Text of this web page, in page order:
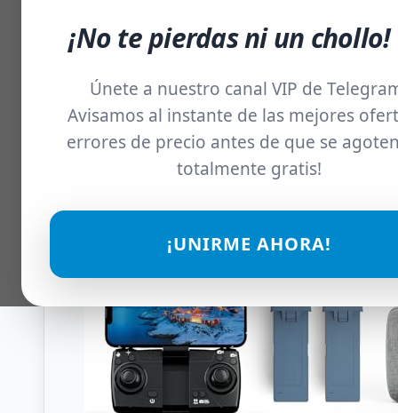
¡No te pierdas ni un
Únete a nuestro canal VIP de
Avisamos al instante de las mejores
errores de precio antes de que se
totalmente gratis!
¡UNIRME AHORA!